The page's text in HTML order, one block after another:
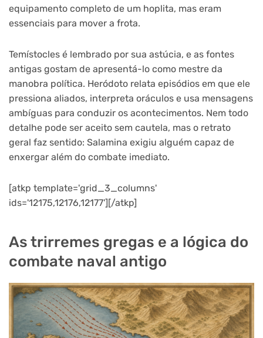
equipamento completo de um hoplita, mas eram
essenciais para mover a frota.
Temístocles é lembrado por sua astúcia, e as fontes
antigas gostam de apresentá-lo como mestre da
manobra política. Heródoto relata episódios em que ele
pressiona aliados, interpreta oráculos e usa mensagens
ambíguas para conduzir os acontecimentos. Nem todo
detalhe pode ser aceito sem cautela, mas o retrato
geral faz sentido: Salamina exigiu alguém capaz de
enxergar além do combate imediato.
[atkp template='grid_3_columns'
ids='12175,12176,12177'][/atkp]
As trirremes gregas e a lógica do
combate naval antigo